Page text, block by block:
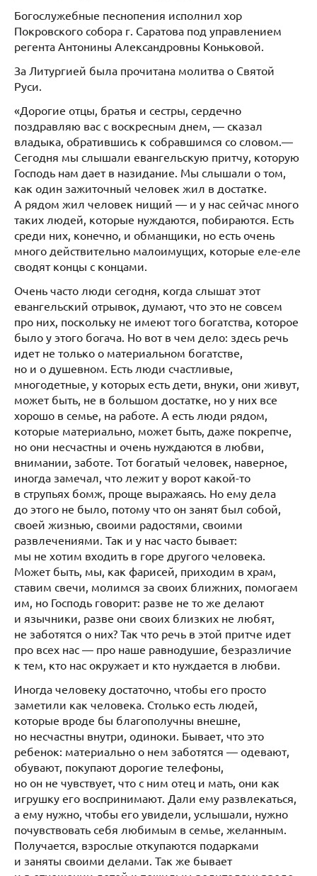
Богослужебные песнопения исполнил хор
Покровского собора г. Саратова под управлением
регента Антонины Александровны Коньковой.
За Литургией была прочитана молитва о Святой
Руси.
«Дорогие отцы, братья и сестры, сердечно
поздравляю вас с воскресным днем, — сказал
владыка, обратившись к собравшимся со словом.—
Сегодня мы слышали евангельскую притчу, которую
Господь нам дает в назидание. Мы слышали о том,
как один зажиточный человек жил в достатке.
А рядом жил человек нищий — и у нас сейчас много
таких людей, которые нуждаются, побираются. Есть
среди них, конечно, и обманщики, но есть очень
много действительно малоимущих, которые еле-еле
сводят концы с концами.
Очень часто люди сегодня, когда слышат этот
евангельский отрывок, думают, что это не совсем
про них, поскольку не имеют того богатства, которое
было у этого богача. Но вот в чем дело: здесь речь
идет не только о материальном богатстве,
но и о душевном. Есть люди счастливые,
многодетные, у которых есть дети, внуки, они живут,
может быть, не в большом достатке, но у них все
хорошо в семье, на работе. А есть люди рядом,
которые материально, может быть, даже покрепче,
но они несчастны и очень нуждаются в любви,
внимании, заботе. Тот богатый человек, наверное,
иногда замечал, что лежит у ворот какой-то
в струпьях бомж, проще выражаясь. Но ему дела
до этого не было, потому что он занят был собой,
своей жизнью, своими радостями, своими
развлечениями. Так и у нас часто бывает:
мы не хотим входить в горе другого человека.
Может быть, мы, как фарисей, приходим в храм,
ставим свечи, молимся за своих ближних, помогаем
им, но Господь говорит: разве не то же делают
и язычники, разве они своих близких не любят,
не заботятся о них? Так что речь в этой притче идет
про всех нас — про наше равнодушие, безразличие
к тем, кто нас окружает и кто нуждается в любви.
Иногда человеку достаточно, чтобы его просто
заметили как человека. Столько есть людей,
которые вроде бы благополучны внешне,
но несчастны внутри, одиноки. Бывает, что это
ребенок: материально о нем заботятся — одевают,
обувают, покупают дорогие телефоны,
но он не чувствует, что с ним отец и мать, они как
игрушку его воспринимают. Дали ему развлекаться,
а ему нужно, чтобы его увидели, услышали, нужно
почувствовать себя любимым в семье, желанным.
Получается, взрослые откупаются подарками
и заняты своими делами. Так же бывает